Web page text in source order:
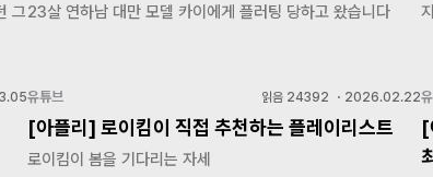
그23살 연하남 대만 모델 카이에게 플러팅 당하고 왔습니다
유튜브 읽음 24392 ・ 2026.02.22
[아플리] 로이킴이 직접 추천하는 플레이리스트
로이킴이 봄을 기다리는 자세
[